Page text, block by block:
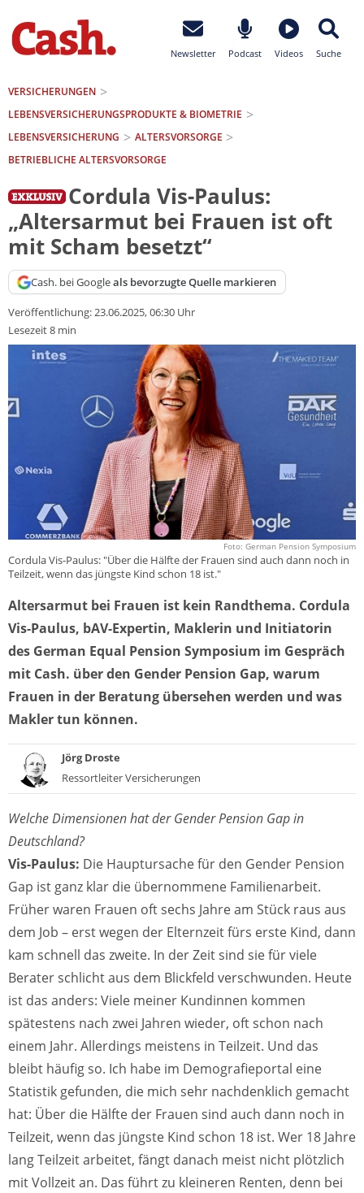
Newsletter Podcast Videos Suche
VERSICHERUNGEN
LEBENSVERSICHERUNGS­PRODUKTE & BIOMETRIE
LEBENSVERSICHERUNG
ALTERSVORSORGE
BETRIEBLICHE ALTERSVORSORGE
Cordula Vis-Paulus:
„Altersarmut bei Frauen ist oft
mit Scham besetzt“
Cash. bei Googleals bevorzugte Quelle markieren
Veröffentlichung:23.06.2025, 06:30 Uhr
Lesezeit 8 min
Foto: German Pension Symposium
Cordula Vis-Paulus: "Über die Hälfte der Frauen sind auch dann noch in
Teilzeit, wenn das jüngste Kind schon 18 ist."
Altersarmut bei Frauen ist kein Randthema. Cordula
Vis-Paulus, bAV-Expertin, Maklerin und Initiatorin
des German Equal Pension Symposium im Gespräch
mit Cash. über den Gender Pension Gap, warum
Frauen in der Beratung übersehen werden und was
Makler tun können.
Jörg Droste
Ressortleiter Versicherungen
Welche Dimensionen hat der Gender Pension Gap in
Deutschland?
Vis-Paulus: Die Hauptursache für den Gender Pension
Gap ist ganz klar die übernommene Familienarbeit.
Früher waren Frauen oft sechs Jahre am Stück raus aus
dem Job – erst wegen der Elternzeit fürs erste Kind, dann
kam schnell das zweite. In der Zeit sind sie für viele
Berater schlicht aus dem Blickfeld verschwunden. Heute
ist das anders: Viele meiner Kundinnen kommen
spätestens nach zwei Jahren wieder, oft schon nach
einem Jahr. Allerdings meistens in Teilzeit. Und das
bleibt häufig so. Ich habe im Demografieportal eine
Statistik gefunden, die mich sehr nachdenklich gemacht
hat: Über die Hälfte der Frauen sind auch dann noch in
Teilzeit, wenn das jüngste Kind schon 18 ist. Wer 18 Jahre
lang Teilzeit arbeitet, fängt danach meist nicht plötzlich
mit Vollzeit an. Das führt zu kleineren Renten, denn bei